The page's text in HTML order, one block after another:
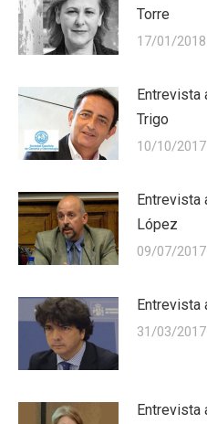
Torre
17/01/2018
Entrevista
Trigo
10/10/2017
Entrevista
López
09/07/2017
Entrevista
31/03/2017
Entrevista